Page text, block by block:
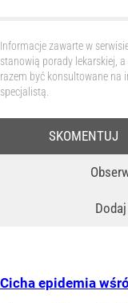
Informacje zawarte w
stanowią porady lekarskiej,
razem być konsultowane na
specjalistą.
SKOMENTUJ
Cicha epidemia